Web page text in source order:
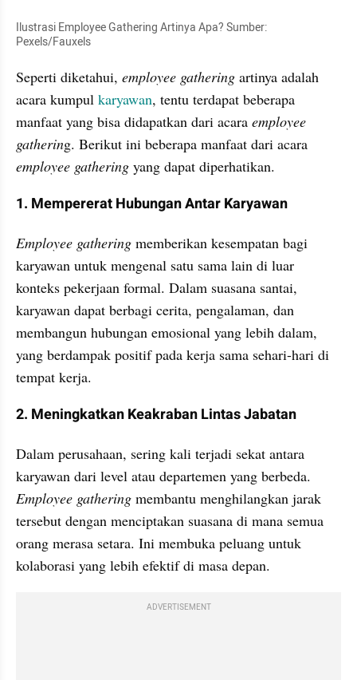
Ilustrasi Employee Gathering Artinya Apa? Sumber:
Pexels/Fauxels
Seperti diketahui, employee gathering artinya adalah
acara kumpul karyawan, tentu terdapat beberapa
manfaat yang bisa didapatkan dari acara employee
gatherin
employee gathering yang dapat diperhatikan.
1. Mempererat Hubungan Antar Karyawan
Employee gathering memberikan kesempatan bagi
karyawan untuk mengenal satu sama lain di luar
konteks pekerjaan formal. Dalam suasana santai,
karyawan dapat berbagi cerita, pengalaman, dan
membangun hubungan emosional yang lebih dalam,
yang berdampak positif pada kerja sama sehari-hari di
tempat kerja.
2. Meningkatkan Keakraban Lintas Jabatan
Dalam perusahaan, sering kali terjadi sekat antara
Employee gathering membantu menghilangkan jarak
tersebut dengan menciptakan suasana di mana semua
orang merasa setara. Ini membuka peluang untuk
kolaborasi yang lebih efektif di masa depan.
ADVERTISEMENT